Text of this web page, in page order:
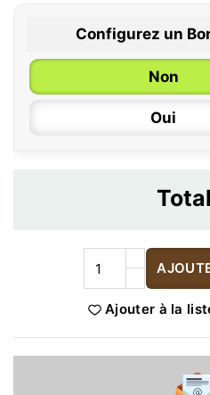
Configurez un
Non
Oui
Ajouter à la